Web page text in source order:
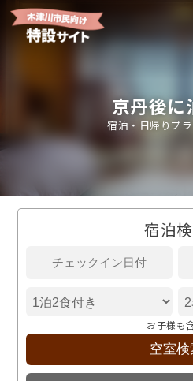
京丹後に
宿泊・日帰りプ
宿泊
お子様も